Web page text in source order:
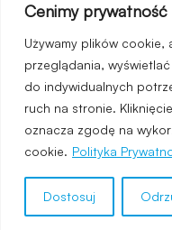
Cenimy
Używamy plików
przeglądania,
do indywidualnych
ruch na stronie.
oznacza zgodę na
cookie. Polityka
Dostosuj
© 2024